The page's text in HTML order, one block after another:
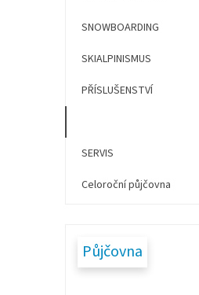
SNOWBOARDING
SKIALPINISMUS
PŘÍSLUŠENSTVÍ
SERVIS
Celoroční půjčovna
Půjčovna